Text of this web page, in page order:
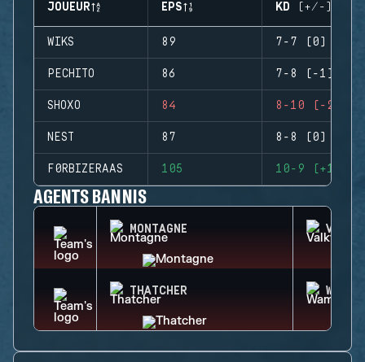
JOUEUR EPS KD (+/-)
WIKS 89 7-7 (0)
PECHITO 86 7-8 (-1)
SHOXO 84 8-10 (-2)
NEST 87 8-8 (0)
F0RBIZERAAS 105 10-9 (+1)
AGENTS BANNIS
MONTAGNE
THATCHER WAMAI